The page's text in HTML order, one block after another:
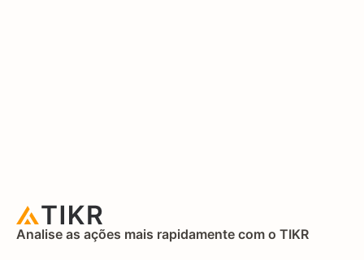
Analise as ações mais rapidamente com o TIKR